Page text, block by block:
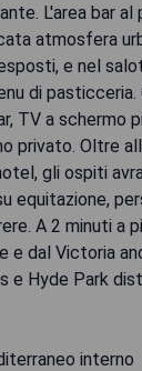
L'area bar al
atmosfera
e nel
di pasticceria.
TV a schermo
privato. Oltre
gli ospiti
equitazione,
A 2 minuti a
e dal Victoria
e Hyde Park
interno